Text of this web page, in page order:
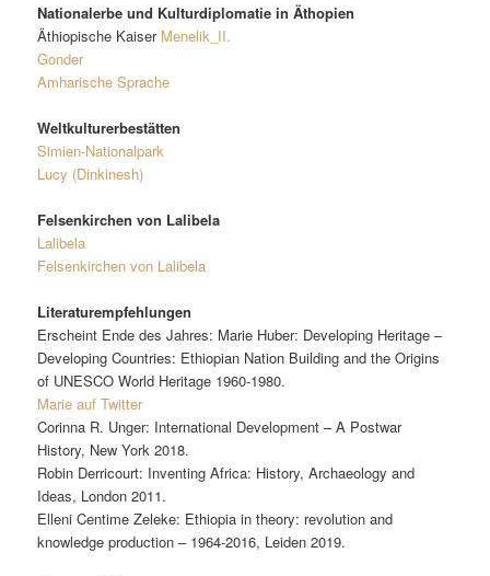
Nationalerbe und Kulturdiplomatie in Äthopien
Äthiopische Kaiser Menelik_II.
Gonder
Amharische Sprache
Weltkulturerbestätten
Simien-Nationalpark
Lucy (Dinkinesh)
Felsenkirchen von Lalibela
Lalibela
Felsenkirchen von Lalibela
Literaturempfehlungen
Erscheint Ende des Jahres: Marie Huber: Developing Heritage –
Developing Countries: Ethiopian Nation Building and the Origins
of UNESCO World Heritage 1960-1980.
Marie auf Twitter
Corinna R. Unger: International Development – A Postwar
History, New York 2018.
Robin Derricourt: Inventing Africa: History, Archaeology and
Ideas, London 2011.
Elleni Centime Zeleke: Ethiopia in theory: revolution and
knowledge production – 1964-2016, Leiden 2019.